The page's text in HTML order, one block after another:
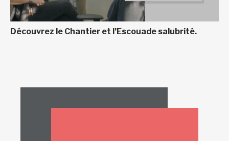
Découvrez le Chantier et l’Escouade salubrité.